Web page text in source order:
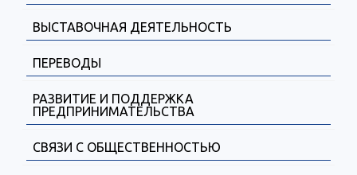
ВЫСТАВОЧНАЯ ДЕЯТЕЛЬНОСТЬ
ПЕРЕВОДЫ
РАЗВИТИЕ И ПОДДЕРЖКА
ПРЕДПРИНИМАТЕЛЬСТВА
СВЯЗИ С ОБЩЕСТВЕННОСТЬЮ